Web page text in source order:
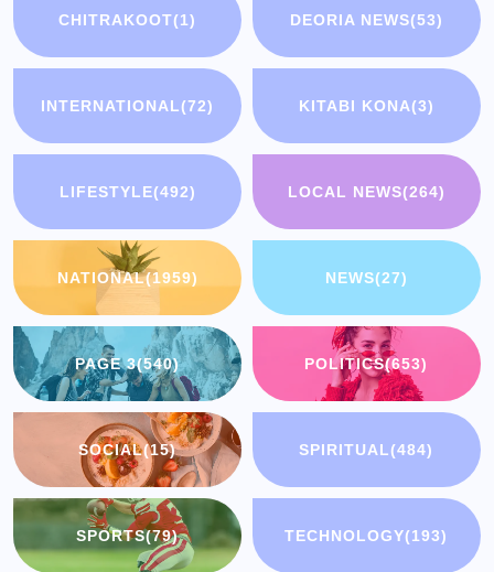
CHITRAKOOT(1) DEORIA NEWS(53)
INTERNATIONAL(72) KITABI KONA(3)
LIFESTYLE(492) LOCAL NEWS(264)
NATIONAL(1959) NEWS(27)
PAGE 3(540) POLITICS(653)
SOCIAL(15) SPIRITUAL(484)
SPORTS(79) TECHNOLOGY(193)